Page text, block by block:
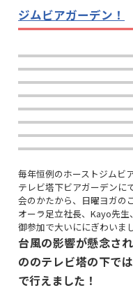
ジムビアガーデン！
毎年恒例のホーストジムビ
テレビ塔下ビアガーデンに
会のかたから、日曜ヨガの
オーラ足立社長、Kayo先
御参加で大いににぎわいま
台風の影響が懸念さ
ののテレビ塔の下で
で行えました！